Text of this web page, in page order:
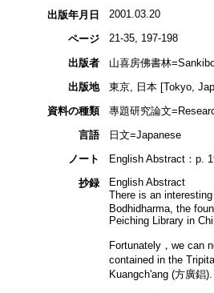
出版年月日
2001.03.20
ページ 21-35, 197-198
出版者
山喜房佛書林
出版地
東京, 日本 [Tokyo,
資料の種類
專題研究論文
言語
日文=Japanese
ノート
English Abstract：p.
抄録
English Abstract
There is an
Bodhidharma, the
Peiching Library in
Fortunately，we can
contained in the
Kuangch'ang (方廣錩).